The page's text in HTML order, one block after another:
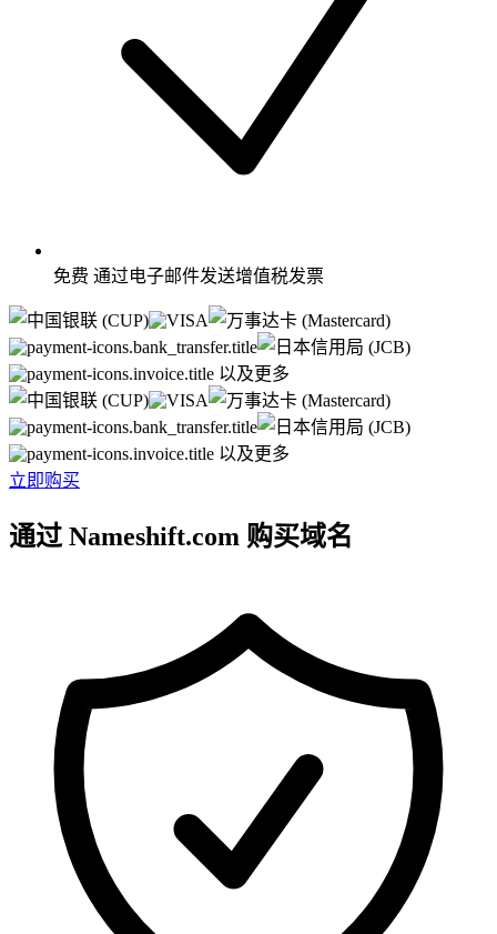
免费 通过电子邮件发送增值税发票
以及更多
以及更多
立即购买
通过 Nameshift.com 购买域名